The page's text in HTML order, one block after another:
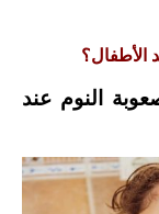
الأطفال؟
النوم عند